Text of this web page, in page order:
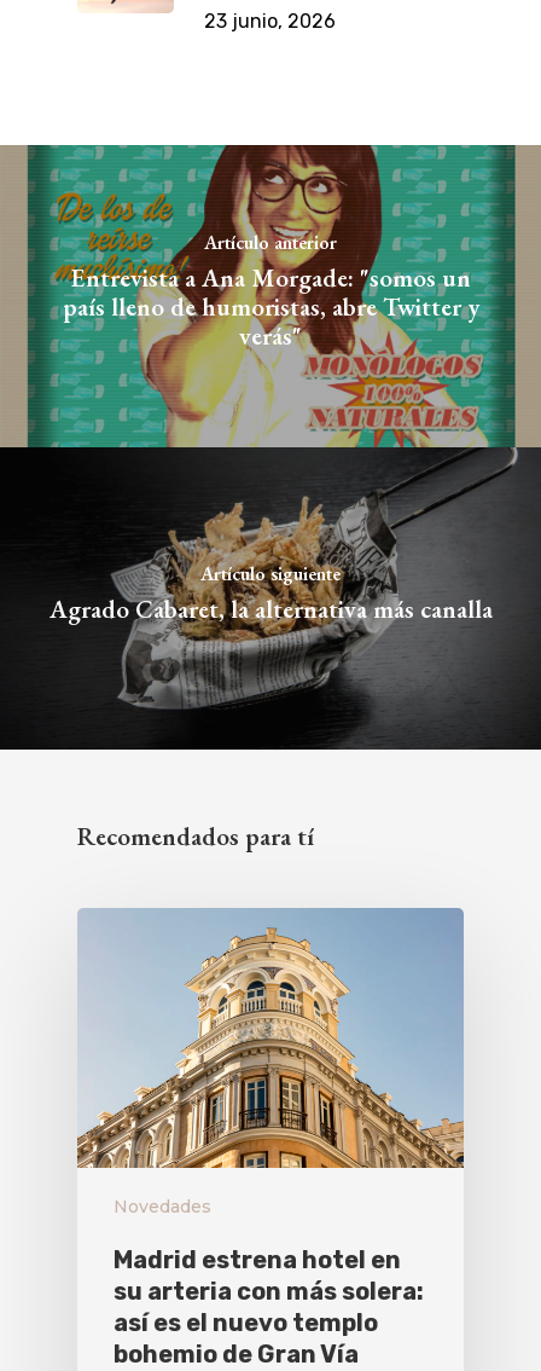
23 junio, 2026
Artículo anterior
Entrevista a Ana Morgade: "somos un
país lleno de humoristas, abre Twitter y
verás"
Artículo siguiente
Agrado Cabaret, la alternativa más canalla
Recomendados para tí
Novedades
Madrid estrena hotel en
su arteria con más solera:
así es el nuevo templo
bohemio de Gran Vía